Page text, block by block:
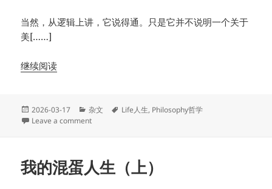
当然，从逻辑上讲，它说得通。只是它并不说明一个关于
美[……]
继续阅读
Posted
on
2026-03-17 Categories
杂文 Tags
Life人生, Philosophy哲学
Leave a commenton 美：短打三则
我的混蛋人生（上）